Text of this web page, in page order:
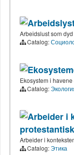
Arbeidslust som dyd
Catalog:
Ekosystem i
Catalog:
Arbeider i
Arbeider i
Catalog:Этика